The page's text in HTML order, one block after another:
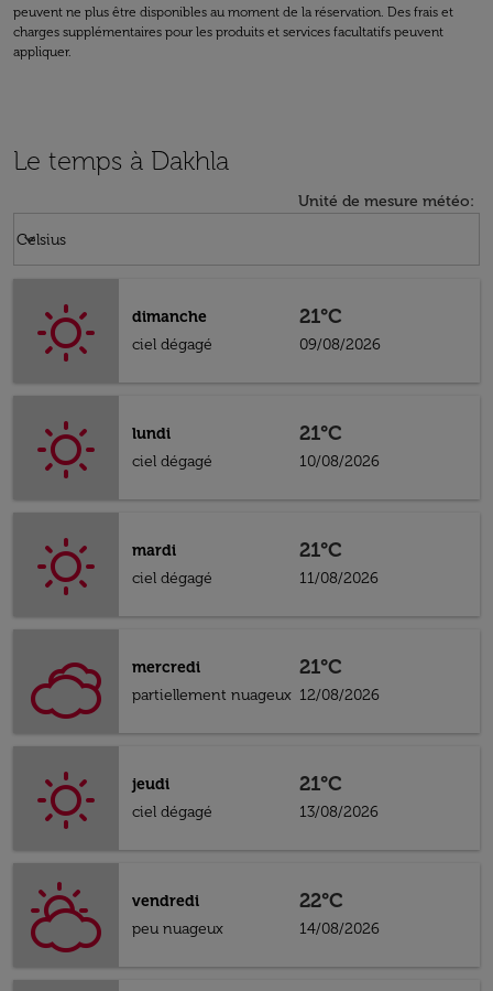
peuvent ne plus être disponibles au moment de la réservation. Des frais et
charges supplémentaires pour les produits et services facultatifs peuvent
appliquer.
Le temps à Dakhla
Unité de mesure météo:
Celsius
keyboard_arrow_down
dimanche
ciel dégagé
21°C
09/08/2026
lundi
ciel dégagé
21°C
10/08/2026
mardi
ciel dégagé
21°C
11/08/2026
mercredi
partiellement nuageux
21°C
12/08/2026
jeudi
ciel dégagé
21°C
13/08/2026
vendredi
peu nuageux
22°C
14/08/2026